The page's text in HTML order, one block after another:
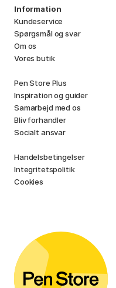
Information
Kundeservice
Spørgsmål og svar
Om os
Vores butik
Pen Store Plus
Inspiration og guider
Samarbejd med os
Bliv forhandler
Socialt ansvar
Handelsbetingelser
Integritetspolitik
Cookies